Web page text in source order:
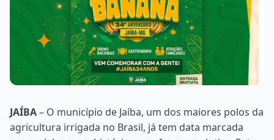
JAÍBA– O município de Jaíba, um dos maiores polos da
agricultura irrigada no Brasil, já tem data marcada